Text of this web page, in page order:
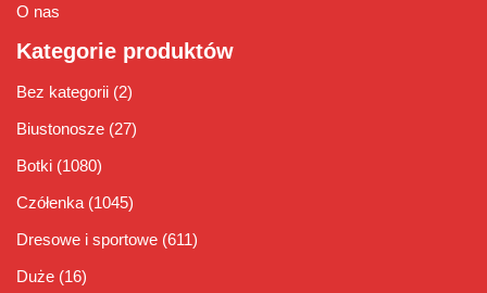
O nas
Kategorie produktów
Bez kategorii (2)
Biustonosze (27)
Botki (1080)
Czółenka (1045)
Dresowe i sportowe (611)
Duże (16)